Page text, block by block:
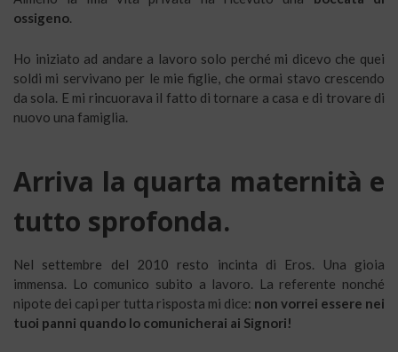
ossigeno.
Ho iniziato ad andare a lavoro solo perché mi dicevo che quei
soldi mi servivano per le mie figlie, che ormai stavo crescendo
da sola. E mi rincuorava il fatto di tornare a casa e di trovare di
nuovo una famiglia.
Arriva la quarta maternità e
tutto sprofonda.
Nel settembre del 2010 resto incinta di Eros. Una gioia
immensa. Lo comunico subito a lavoro. La referente nonché
nipote dei capi per tutta risposta mi dice: non vorrei essere nei
tuoi panni quando lo comunicherai ai Signori!